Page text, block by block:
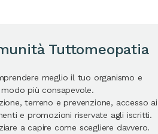
Tuttomeopatia
meglio il tuo organismo e
più consapevole.
terreno e prevenzione, accesso ai
e promozioni riservate agli iscritti.
a capire come scegliere davvero.